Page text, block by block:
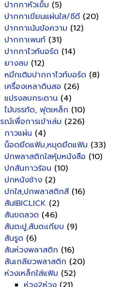
ปากกาหัวเข็ม (5)
ปากกาเขียนแผ่นใส/ซีดี (20)
ปากกาเน้นข้อความ (12)
ปากกาเพนท์ (31)
ปากกาไวท์บอร์ด (14)
ยางลบ (12)
หมึกเติมปากกาไวท์บอร์ด (8)
เครื่องเหลาดินสอ (26)
แปรงลบกระดาน (4)
ไม้บรรทัด, ฟุตเหล็ก (10)
ณ์เพื่อการเข้าเล่ม (226)
กาวแผ่น (4)
น็อดยึดแฟ้ม,หมุดยึดแฟ้ม (33)
ปกพลาสติกใสหุ้มหนังสือ (10)
ปกสันกาวร้อน (10)
ปกหนังช้าง (2)
ปกใส,ปกพลาสติกสี (16)
สันIBICLICK (2)
สันขดลวด (46)
สันตะปู,สันตะเกียบ (9)
สันรูด (6)
สันห่วงพลาสติก (16)
สันเกลียวพลาสติก (20)
ห่วงเหล็กใส่แฟ้ม (52)